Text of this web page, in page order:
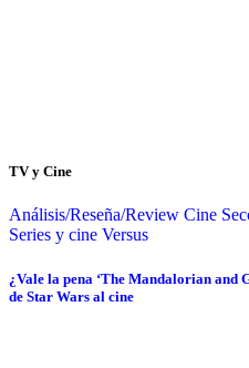
TV y Cine
Análisis/Reseña/Review Cine
Series y cine Versus
¿Vale la pena ‘The Mandalorian and
de Star Wars al cine